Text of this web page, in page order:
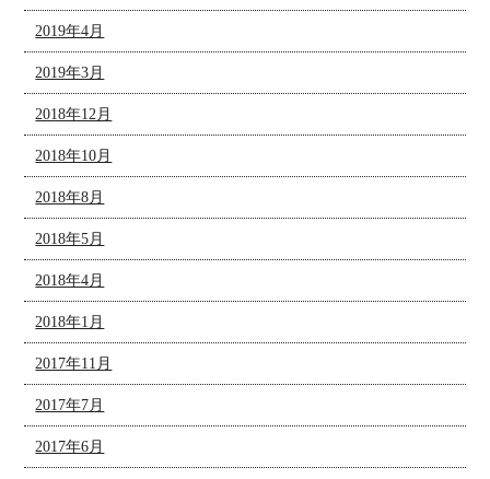
2019年4月
2019年3月
2018年12月
2018年10月
2018年8月
2018年5月
2018年4月
2018年1月
2017年11月
2017年7月
2017年6月